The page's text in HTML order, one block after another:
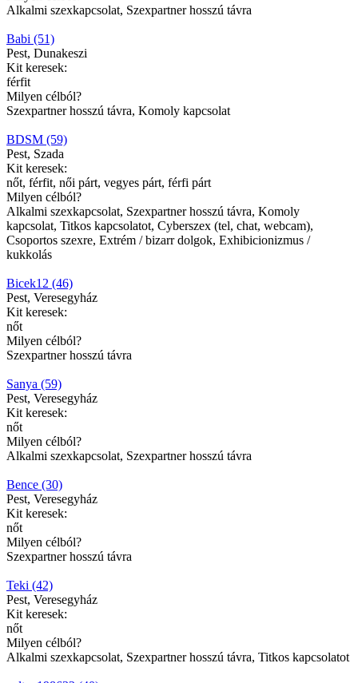
Alkalmi szexkapcsolat, Szexpartner hosszú távra
Babi (51)
Pest, Dunakeszi
Kit keresek:
férfit
Milyen célból?
Szexpartner hosszú távra, Komoly kapcsolat
BDSM (59)
Pest, Szada
Kit keresek:
nőt, férfit, női párt, vegyes párt, férfi párt
Milyen célból?
Alkalmi szexkapcsolat, Szexpartner hosszú távra, Komoly
kapcsolat, Titkos kapcsolatot, Cyberszex (tel, chat, webcam),
Csoportos szexre, Extrém / bizarr dolgok, Exhibicionizmus /
kukkolás
Bicek12 (46)
Pest, Veresegyház
Kit keresek:
nőt
Milyen célból?
Szexpartner hosszú távra
Sanya (59)
Pest, Veresegyház
Kit keresek:
nőt
Milyen célból?
Alkalmi szexkapcsolat, Szexpartner hosszú távra
Bence (30)
Pest, Veresegyház
Kit keresek:
nőt
Milyen célból?
Szexpartner hosszú távra
Teki (42)
Pest, Veresegyház
Kit keresek:
nőt
Milyen célból?
Alkalmi szexkapcsolat, Szexpartner hosszú távra, Titkos kapcsolatot